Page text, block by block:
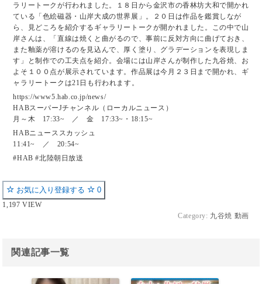
ラリートークが行われました。１８日から金沢市の香林坊大和で開かれ
ている「色絵磁器・山岸大成の世界展」。２０日は作品を鑑賞しなが
ら、見どころを紹介するギャラリートークが開かれました。この中で山
岸さんは、「直線は焼くと曲がるので、事前に反対方向に曲げておき、
また釉薬が溶けるのを見込んで、厚く塗り、グラデーションを表現しま
す」と制作での工夫点を紹介。会場には山岸さんが制作した九谷焼、お
よそ１００点が展示されています。作品展は今月２３日まで開かれ、ギ
ャラリートークは21日も行われます。
https://www5.hab.co.jp/news/
HABスーパーJチャンネル（ローカルニュース）
月～木 17:33~ ／ 金 17:33~・18:15~
HABニューススカッシュ
11:41~ ／ 20:54~
#HAB #北陸朝日放送
お気に入り登録する 0
1,197 VIEW
Category: 九谷焼 動画
関連記事一覧